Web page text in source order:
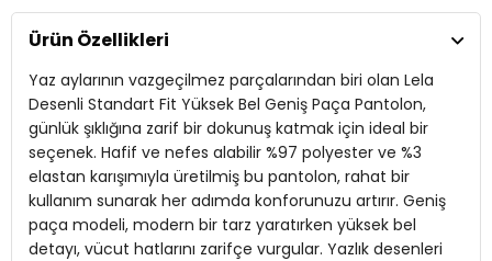
tadını çıkarın!
Model:Pantolon
Giyim Tarzı: Günlük/Casual
Desen: Desenli
Mevsim:Yazlık
Materyal: % 97 Polyester % 3 Elastan
Ürün Özellikleri
Yaz aylarının vazgeçilmez parçalarından biri olan Lela
Desenli Standart Fit Yüksek Bel Geniş Paça Pantolon,
günlük şıklığına zarif bir dokunuş katmak için ideal bir
seçenek. Hafif ve nefes alabilir %97 polyester ve %3
elastan karışımıyla üretilmiş bu pantolon, rahat bir
kullanım sunarak her adımda konforunuzu artırır. Geniş
paça modeli, modern bir tarz yaratırken yüksek bel
detayı, vücut hatlarını zarifçe vurgular. Yazlık desenleri